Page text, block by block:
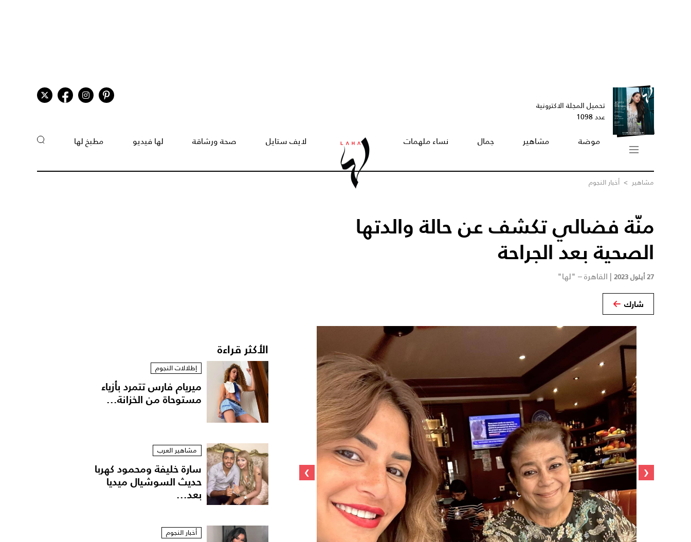
تحميل المجلة الاكترونية
عدد 1098
موضة مشاهير جمال نساء ملهمات لايف ستايل صحة ورشاقة لها فيديو مطبخ لها
مشاهير > أخبار النجوم
منّة فضالي تكشف عن حالة والدتها
الصحية بعد الجراحة
27 أيلول 2023 | القاهرة – "لها"
شارك
‹
›
الأكثر قراءة
إطلالات النجوم
ميريام فارس تتمرد بأزياء
مستوحاة من الخزانة...
مشاهير العرب
سارة خليفة ومحمود كهربا
حديث السوشيال ميديا
بعد...
أخبار النجوم